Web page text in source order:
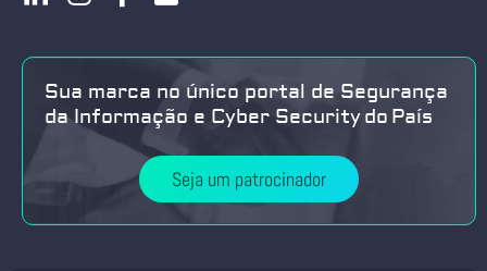
Sua marca no único portal de Segurança
da Informação e Cyber Security do País
Seja um patrocinador